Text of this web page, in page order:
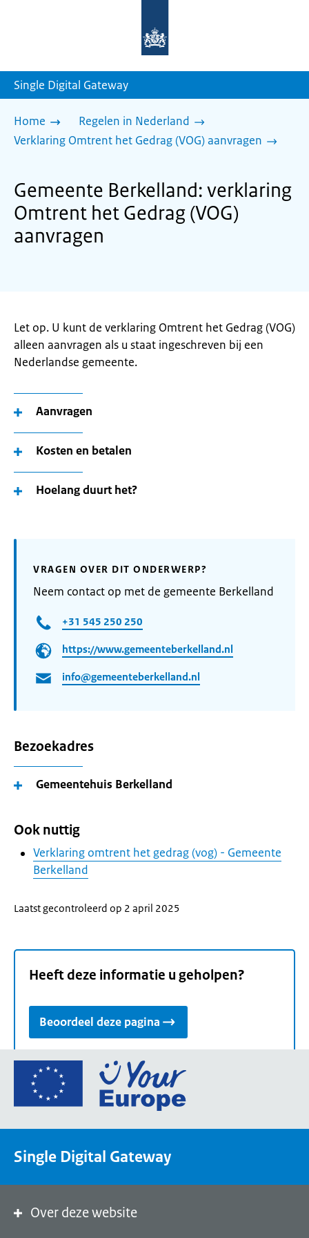
homepage
Single Digital Gateway
Home
Regelen in Nederland
Verklaring Omtrent het Gedrag (VOG) aanvragen
Gemeente Berkelland: verklaring
Omtrent het Gedrag (VOG)
aanvragen
Let op. U kunt de verklaring Omtrent het Gedrag (VOG)
alleen aanvragen als u staat ingeschreven bij een
Nederlandse gemeente.
Aanvragen
Kosten en betalen
Hoelang duurt het?
VRAGEN OVER DIT ONDERWERP?
Neem contact op met de gemeente Berkelland
+31 545 250 250
https://www.gemeenteberkelland.nl
info@gemeenteberkelland.nl
Bezoekadres
Gemeentehuis Berkelland
Ook nuttig
Verklaring omtrent het gedrag (vog) - Gemeente
Berkelland
Laatst gecontroleerd op 2 april 2025
Heeft deze informatie u geholpen?
Beoordeel deze pagina
Ga
de
een
Single Digital Gateway
Over deze website